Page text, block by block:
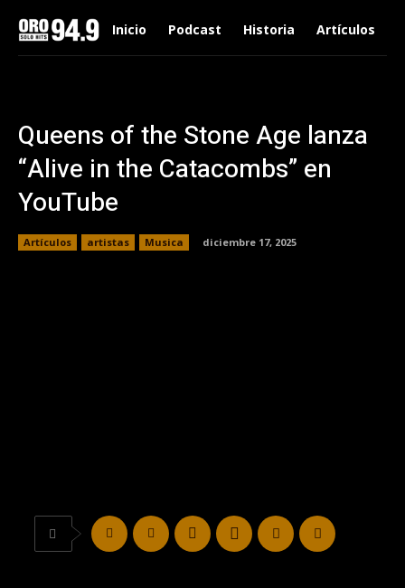
Inicio Podcast Historia Artículos
Queens of the Stone Age lanza
“Alive in the Catacombs” en
YouTube
Artículos artistas Musica diciembre 17, 2025